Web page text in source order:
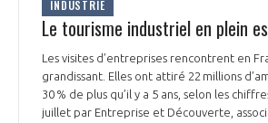
INDUSTRIE
Le tourisme industriel en plein
Les visites d’entreprises rencontrent en
grandissant. Elles ont attiré 22 millions
30 % de plus qu’il y a 5 ans, selon les
juillet par Entreprise et Découverte,